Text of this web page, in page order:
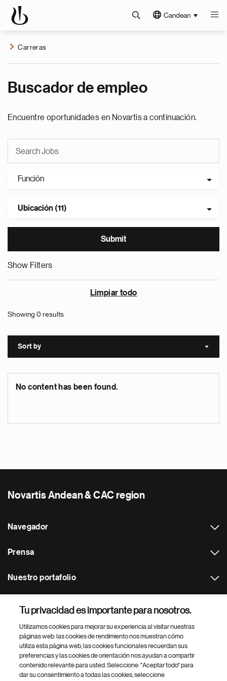
Candean
Carreras
Buscador de empleo
Encuentre oportunidades en Novartis a continuación.
Función
Ubicación (11)
Show Filters
Limpiar todo
Showing 0 results
Sort by Sort
No content has been found.
Novartis Andean & CAC region
Navegador
Prensa
Nuestro portafolio
Footer Site Search
Tu privacidad es importante para nosotros.
Utilizamos cookies para mejorar su experiencia al visitar nuestras
páginas web: las cookies de rendimiento nos muestran cómo
utiliza esta página web, las cookies funcionales recuerdan sus
preferencias y las cookies de orientación nos ayudan a compartir
contenido relevante para usted. Seleccione: "Aceptar todo" para
dar su consentimiento a todas las cookies, seleccione